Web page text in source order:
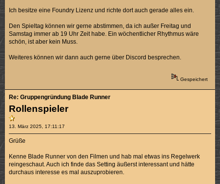
Ich besitze eine Foundry Lizenz und richte dort auch gerade alles ein.
Den Spieltag können wir gerne abstimmen, da ich außer Freitag und
Samstag immer ab 19 Uhr Zeit habe. Ein wöchentlicher Rhythmus wäre
schön, ist aber kein Muss.
Weiteres können wir dann auch gerne über Discord besprechen.
Gespeichert
Rollenspieler
13. März 2025, 17:11:17
Re: Gruppengründung Blade Runner
Grüße
Kenne Blade Runner von den Filmen und hab mal etwas ins Regelwerk
reingeschaut. Auch ich finde das Setting äußerst interessant und hätte
durchaus interesse es mal auszuprobieren.